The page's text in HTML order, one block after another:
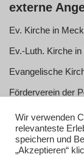
externe
Ev. Kirche in
Ev.-Luth. Kirche
Evangelische
Förderverein der
Service:
Anmelden
Wir verwenden
relevanteste
speichern und
„Akzeptieren“